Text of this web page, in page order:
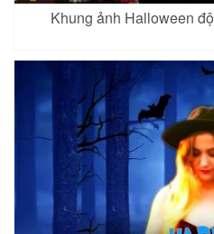
Khung ảnh Halloween